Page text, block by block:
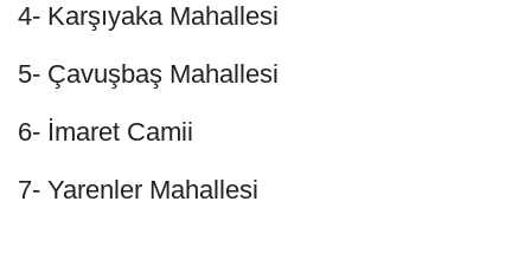
4- Karşıyaka Mahallesi
5- Çavuşbaş Mahallesi
6- İmaret Camii
7- Yarenler Mahallesi